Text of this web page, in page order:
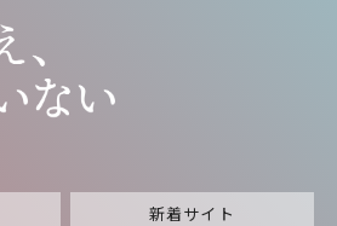
新着サイト